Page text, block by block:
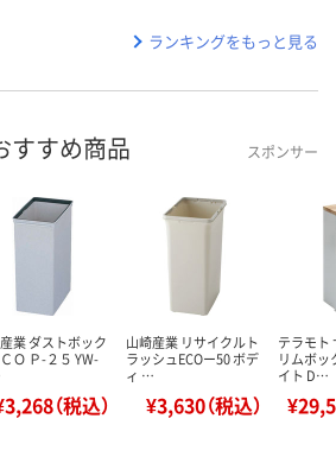
ランキングをもっと見る
すすめ商品 スポンサー
業 ダストボック
Ｏ Ｐ-２５ YW-
（税込）
山崎産業 リサイクルト
ラッシュECOー50 ボデ
ィ …
¥3,630（税込）
テラモト
リムボッ
イト D…